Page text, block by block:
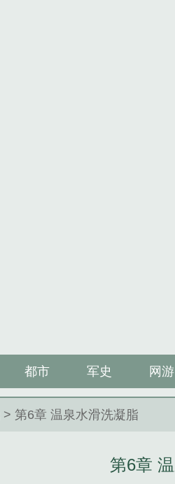
都市 军史 网游
> 第6章 温泉水滑洗凝脂
第6章